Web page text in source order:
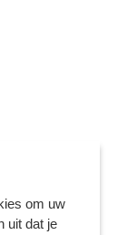
om uw
uit dat je